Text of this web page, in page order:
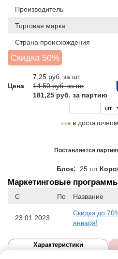
Производитель
Торговая марка
Страна происхождения
Скидка 50%
Цена
7,25 руб. за шт
14.50 руб. за шт
181,25 руб. за партию
в
Поставляется
Блок: 25 шт
Маркетинговые
С По Название
23.01.2023
Скидки до
января!
Характеристики